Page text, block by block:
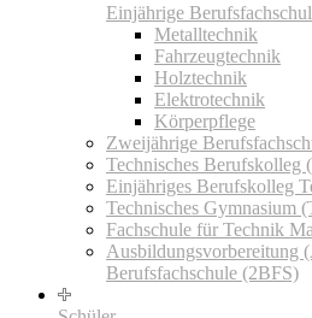
Einjährige
Metalltechnik
Fahrzeugtechnik
Holztechnik
Elektrotechnik
Körperpflege
Zweijährige
Technisches
Einjähriges Berufskolleg
Technisches Gymnasium
Fachschule für Technik
Ausbildungsvorbereitung
Berufsfachschule (2BFS)